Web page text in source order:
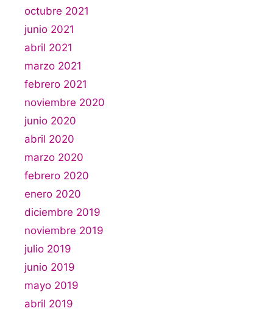
octubre 2021
junio 2021
abril 2021
marzo 2021
febrero 2021
noviembre 2020
junio 2020
abril 2020
marzo 2020
febrero 2020
enero 2020
diciembre 2019
noviembre 2019
julio 2019
junio 2019
mayo 2019
abril 2019